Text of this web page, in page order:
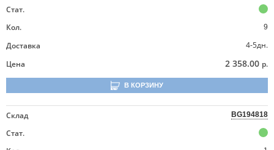
Стат.
Кол.
9
Доставка
4-5дн.
Цена
2 358.00 р.
В КОРЗИНУ
Склад BG194818
Стат.